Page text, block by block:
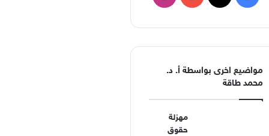
مواضيع اخرى بواسطة أ. د.
محمد طاقة
مهزلة
حقوق